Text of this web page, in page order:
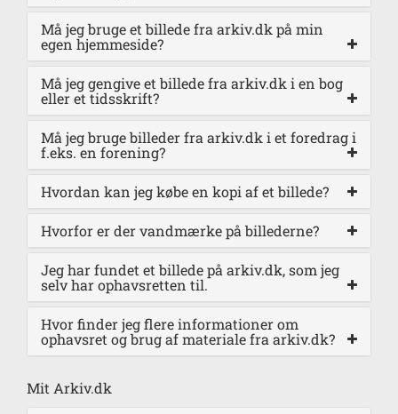
Må jeg bruge et billede fra arkiv.dk på min
egen hjemmeside?
Må jeg gengive et billede fra arkiv.dk i en bog
eller et tidsskrift?
Må jeg bruge billeder fra arkiv.dk i et foredrag i
f.eks. en forening?
Hvordan kan jeg købe en kopi af et billede?
Hvorfor er der vandmærke på billederne?
Jeg har fundet et billede på arkiv.dk, som jeg
selv har ophavsretten til.
Hvor finder jeg flere informationer om
ophavsret og brug af materiale fra arkiv.dk?
Mit Arkiv.dk